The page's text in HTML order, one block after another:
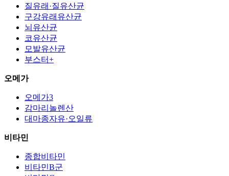
질유래·질유산균
구강유래유산균
뇌유산균
코유산균
모발유산균
부스터+
오메가
오메가3
감마리놀렌산
대마종자유·오일류
비타민
종합비타민
비타민B군